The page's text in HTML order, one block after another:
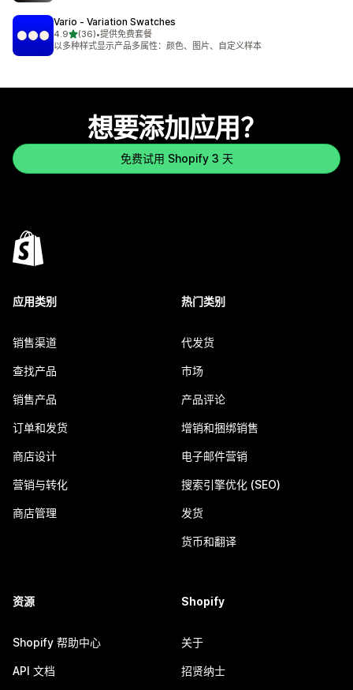
Vario ‑ Variation Swatches
4.9星（满分 5 星）
(36)
总共 36 条评论
•提供免费套餐
以多种样式显示产品多属性：颜色、图片、自定义样本
想要添加应用？
免费试用 Shopify 3 天
应用类别
销售渠道
查找产品
销售产品
订单和发货
商店设计
营销与转化
商店管理
热门类别
代发货
市场
产品评论
增销和捆绑销售
电子邮件营销
搜索引擎优化 (SEO)
发货
货币和翻译
资源
Shopify 帮助中心
API 文档
Shopify
关于
招贤纳士